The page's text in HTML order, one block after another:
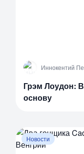
И Иннокентий
Грэм Лоудон:
основу
Новости